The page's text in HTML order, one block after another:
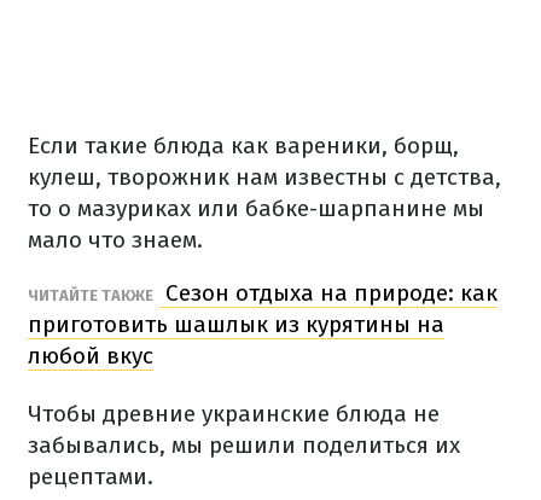
Если такие блюда как вареники, борщ,
кулеш, творожник нам известны с детства,
то о мазуриках или бабке-шарпанине мы
мало что знаем.
ЧИТАЙТЕ ТАКЖЕ
Сезон отдыха на природе: как
приготовить шашлык из курятины на
любой вкус
Чтобы древние украинские блюда не
забывались, мы решили поделиться их
рецептами.